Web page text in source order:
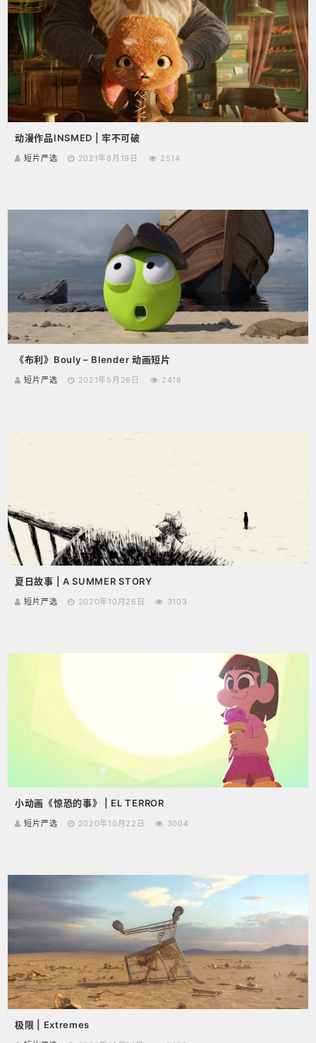
动漫作品INSMED | 牢不可破
短片严选 2021年8月19日 2514
《布利》Bouly – Blender 动画短片
短片严选 2021年5月26日 2418
夏日故事 | A SUMMER STORY
短片严选 2020年10月26日 3103
小动画《惊恐的事》 | EL TERROR
短片严选 2020年10月22日 3004
极限 | Extremes